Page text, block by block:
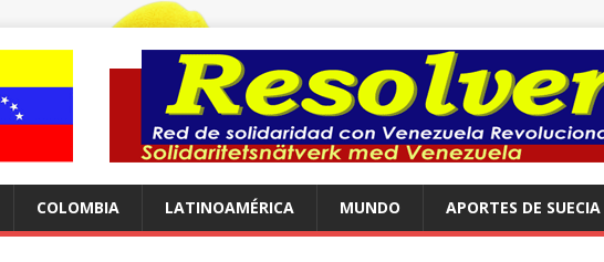
COLOMBIA LATINOAMÉRICA MUNDO APORTES DE SUECIA